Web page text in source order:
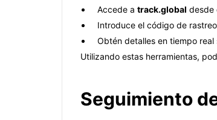
Accede a track.global desde
Introduce el código de
Obtén detalles en tiempo
Utilizando estas herramientas,
Seguimiento